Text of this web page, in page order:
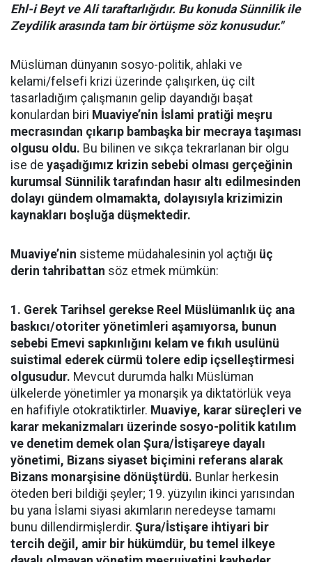
Ehl-i Beyt ve Ali taraftarlığıdır. Bu konuda Sünnilik ile
Zeydilik arasında tam bir örtüşme söz konusudur."
Müslüman dünyanın sosyo-politik, ahlaki ve
kelami/felsefi krizi üzerinde çalışırken, üç cilt
tasarladığım çalışmanın gelip dayandığı başat
konulardan biri Muaviye’nin İslami pratiği meşru
mecrasından çıkarıp bambaşka bir mecraya taşıması
olgusu oldu. Bu bilinen ve sıkça tekrarlanan bir olgu
ise de yaşadığımız krizin sebebi olması gerçeğinin
kurumsal Sünnilik tarafından hasır altı edilmesinden
dolayı gündem olmamakta, dolayısıyla krizimizin
kaynakları boşluğa düşmektedir.
Muaviye’nin sisteme müdahalesinin yol açtığı üç
derin tahribattan söz etmek mümkün:
1. Gerek Tarihsel gerekse Reel Müslümanlık üç ana
baskıcı/otoriter yönetimleri aşamıyorsa, bunun
sebebi Emevi sapkınlığını kelam ve fıkıh usulünü
suistimal ederek cürmü tolere edip içselleştirmesi
olgusudur. Mevcut durumda halkı Müslüman
ülkelerde yönetimler ya monarşik ya diktatörlük veya
en hafifiyle otokratiktirler. Muaviye, karar süreçleri ve
karar mekanizmaları üzerinde sosyo-politik katılım
ve denetim demek olan Şura/İstişareye dayalı
yönetimi, Bizans siyaset biçimini referans alarak
Bizans monarşisine dönüştürdü. Bunlar herkesin
öteden beri bildiği şeyler; 19. yüzyılın ikinci yarısından
bu yana İslami siyasi akımların neredeyse tamamı
bunu dillendirmişlerdir. Şura/İstişare ihtiyari bir
tercih değil, amir bir hükümdür, bu temel ilkeye